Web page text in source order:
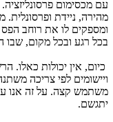
מהירה, ניידת
ומספקים לו את רוחב הפס
בכל רגע ובכל מקום, שבו
כיום, אין יכולות כאלו.
משתמש קצה. על זה אנו
יתגשם.